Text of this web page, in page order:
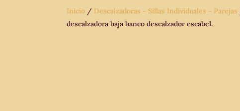
Inicio / Descalzadoras - Sillas Individuales - Parejas
descalzadora baja banco descalzador escabel.